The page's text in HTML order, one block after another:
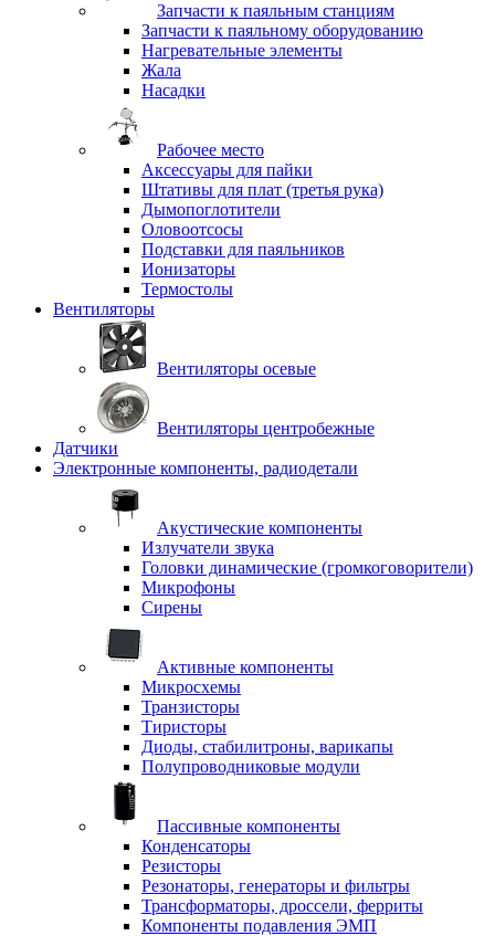
Запчасти к паяльным станциям
Запчасти к паяльному оборудованию
Нагревательные элементы
Жала
Насадки
Рабочее место
Аксессуары для пайки
Штативы для плат (третья рука)
Дымопоглотители
Оловоотсосы
Подставки для паяльников
Ионизаторы
Термостолы
Вентиляторы
Вентиляторы осевые
Вентиляторы центробежные
Датчики
Электронные компоненты, радиодетали
Акустические компоненты
Излучатели звука
Головки динамические (громкоговорители)
Микрофоны
Сирены
Активные компоненты
Микросхемы
Транзисторы
Тиристоры
Диоды, стабилитроны, варикапы
Полупроводниковые модули
Пассивные компоненты
Конденсаторы
Резисторы
Резонаторы, генераторы и фильтры
Трансформаторы, дроссели, ферриты
Компоненты подавления ЭМП